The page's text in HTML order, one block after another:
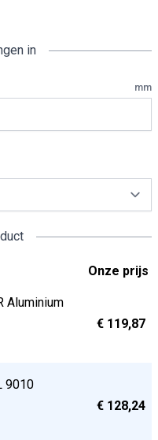
in
mm
Onze prijs
Aluminium
€ 119,87
9010
€ 128,24